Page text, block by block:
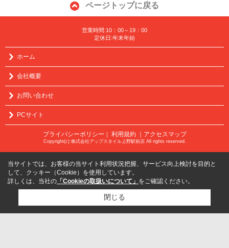
ページトップに戻る
営業時間:10：00～19：00
定休日:年末年始
ホーム
会社概要
お問い合わせ
PCサイト
プライバシーポリシー ｜ 利用規約 ｜アクセスマップ
Copyright(c) 株式会社アップスタイル上野駅前店 All rights reserved.
当サイトでは、お客様の当サイト利用状況把握、サービス向上検討を目的と
して、クッキー（Cookie）を使用しています。
詳しくは、当社の 「Cookieの取扱いについて」 をご確認ください。
閉じる